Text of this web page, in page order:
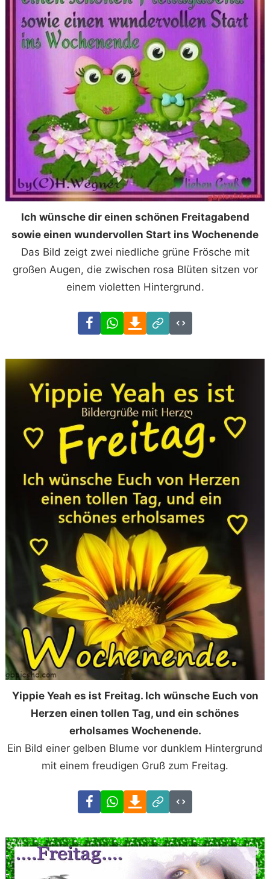
Ich wünsche dir einen schönen Freitagabend
sowie einen wundervollen Start ins Wochenende
Das Bild zeigt zwei niedliche grüne Frösche mit
großen Augen, die zwischen rosa Blüten sitzen vor
einem violetten Hintergrund.
FacebookWhatsAppDownload
Link
Code
Yippie Yeah es ist Freitag. Ich wünsche Euch von
Herzen einen tollen Tag, und ein schönes
erholsames Wochenende.
Ein Bild einer gelben Blume vor dunklem Hintergrund
mit einem freudigen Gruß zum Freitag.
FacebookWhatsAppDownload
Link
Code